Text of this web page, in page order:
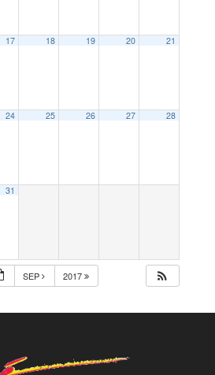
17 18 19 20 21
24 25 26 27 28
31
SEP 2017